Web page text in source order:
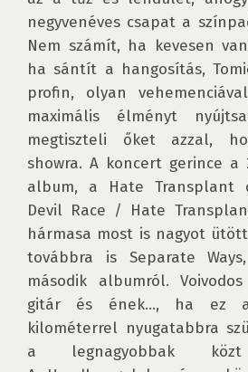
negyvenéves csapat a
Nem számít, ha kevesen
ha sántít a hangosítás,
profin, olyan
maximális élményt
megtiszteli őket azzal,
showra. A koncert gerince a
album, a Hate Transplant
Devil Race / Hate
hármasa most is nagyot
továbbra is Separate
második albumról.
gitár és ének…, ha ez
kilométerrel nyugatabbra
a legnagyobbak közt